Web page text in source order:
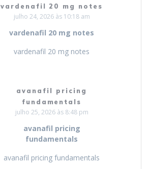
vardenafil 20 mg notes
julho 24, 2026 às 10:18 am
vardenafil 20 mg notes
vardenafil 20 mg notes
avanafil pricing
fundamentals
julho 25, 2026 às 8:48 pm
avanafil pricing
fundamentals
avanafil pricing fundamentals